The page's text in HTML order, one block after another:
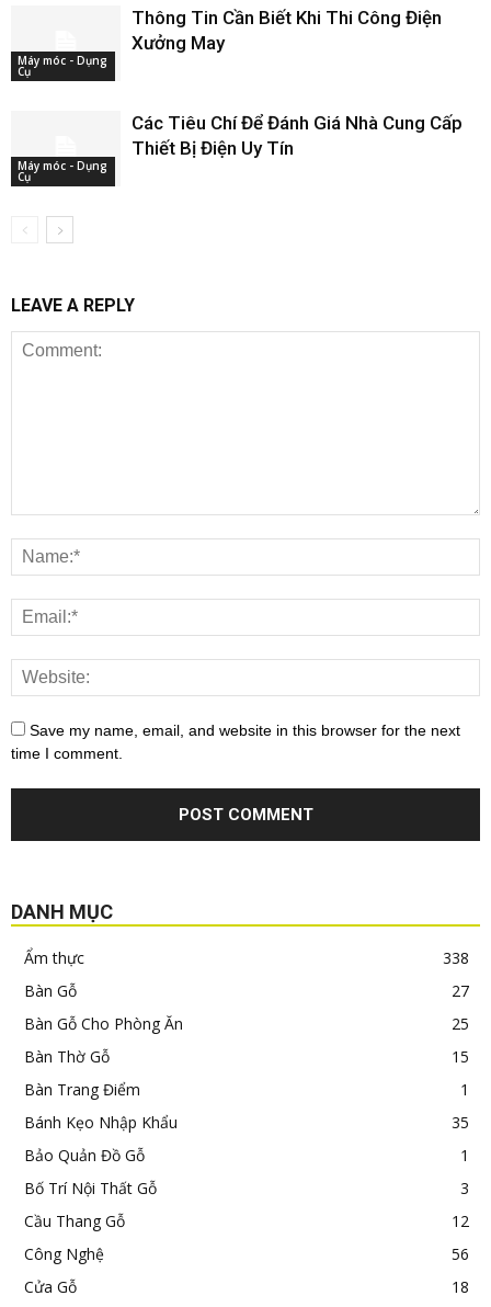
Máy móc - Dụng
Cụ
Thông Tin Cần Biết Khi Thi Công Điện
Xưởng May
Máy móc - Dụng
Cụ
Các Tiêu Chí Để Đánh Giá Nhà Cung Cấp
Thiết Bị Điện Uy Tín
LEAVE A REPLY
Save my name, email, and website in this browser for the next
time I comment.
DANH MỤC
Ẩm thực
338
Bàn Gỗ
27
Bàn Gỗ Cho Phòng Ăn
25
Bàn Thờ Gỗ
15
Bàn Trang Điểm
1
Bánh Kẹo Nhập Khẩu
35
Bảo Quản Đồ Gỗ
1
Bố Trí Nội Thất Gỗ
3
Cầu Thang Gỗ
12
Công Nghệ
56
Cửa Gỗ
18